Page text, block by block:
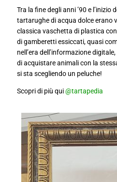
Tra la fine degli anni ’90 e l’inizio
tartarughe di acqua dolce erano
classica vaschetta di plastica
di gamberetti essiccati, quasi
nell’era dell’informazione
di acquistare animali con la
si sta scegliendo un peluche!
Scopri di più qui@tartapedia